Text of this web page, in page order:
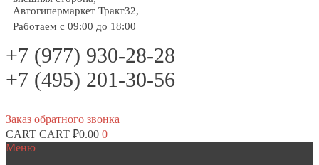
Автогипермаркет Тракт32,
Работаем с 09:00 до 18:00
+7 (977) 930-28-28
+7 (495) 201-30-56
Заказ обратного звонка
CART CART ₽0.00 0
Меню